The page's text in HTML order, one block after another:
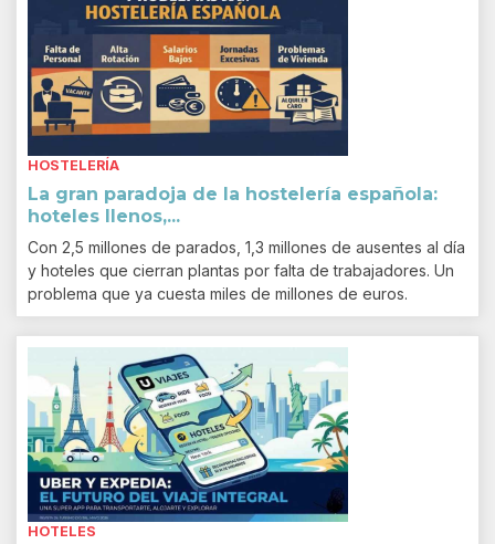
HOSTELERÍA
La gran paradoja de la hostelería española:
hoteles llenos,...
Con 2,5 millones de parados, 1,3 millones de ausentes al día
y hoteles que cierran plantas por falta de trabajadores. Un
problema que ya cuesta miles de millones de euros.
HOTELES